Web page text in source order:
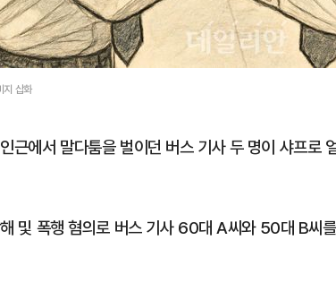
삽화
근에서 말다툼을 벌이던 버스 기사 두 명이 샤프로
및 폭행 혐의로 버스 기사 60대 A씨와 50대 B씨